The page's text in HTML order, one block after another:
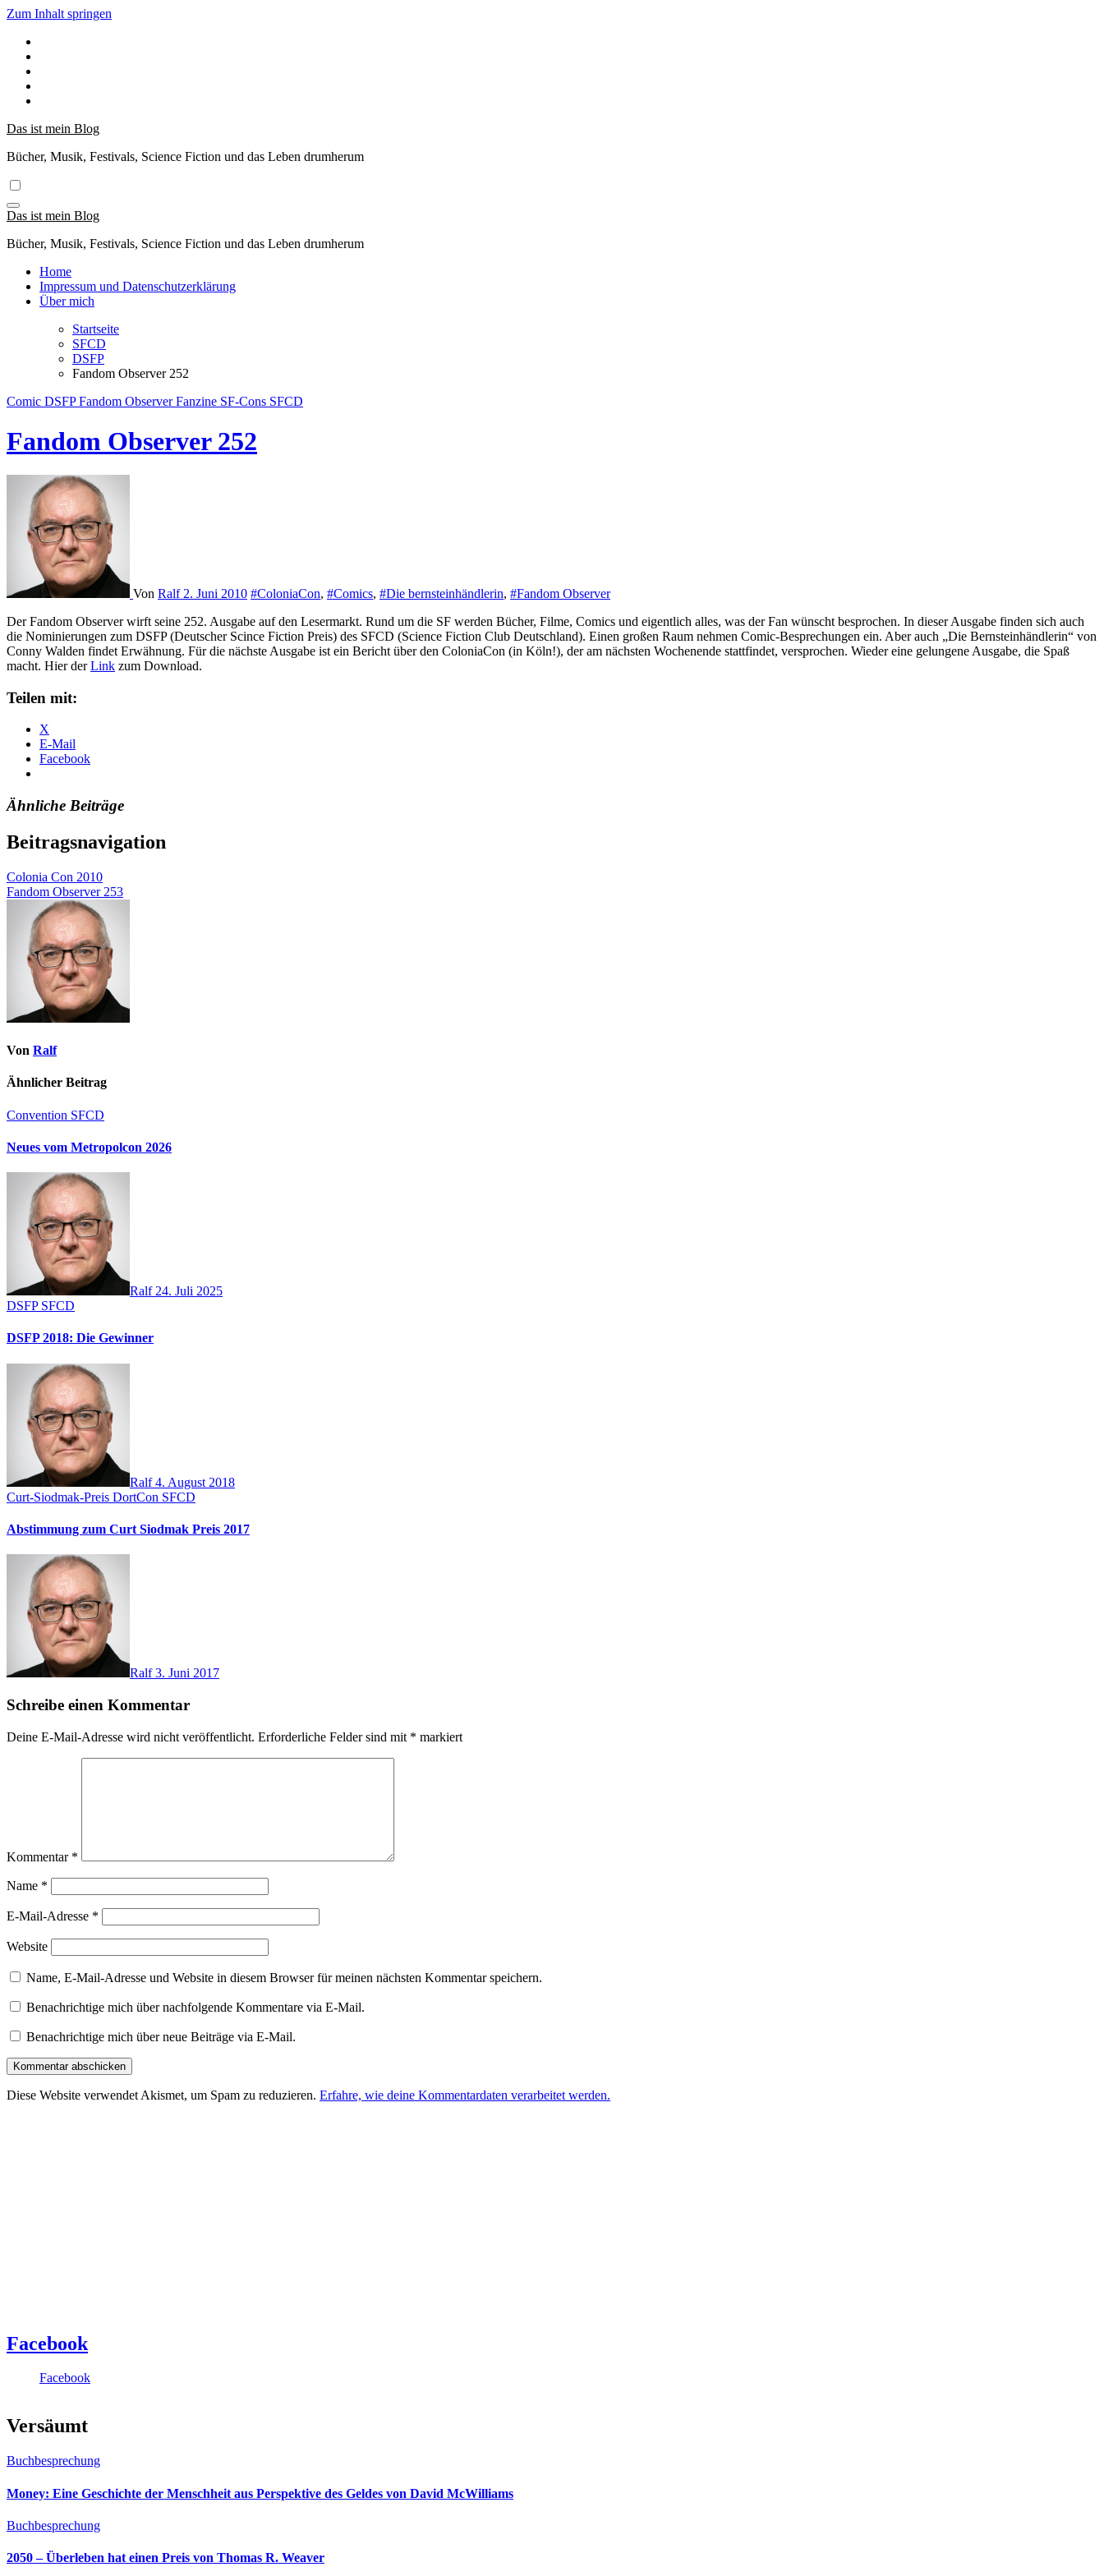
Zum Inhalt springen
Das ist mein Blog
Bücher, Musik, Festivals, Science Fiction und das Leben drumherum
Das ist mein Blog
Bücher, Musik, Festivals, Science Fiction und das Leben drumherum
Home
Impressum und Datenschutzerklärung
Über mich
Startseite
SFCD
DSFP
Fandom Observer 252
Comic DSFPFandom ObserverFanzine SF-Cons SFCD
Fandom Observer 252
Von Ralf 2. Juni 2010 #ColoniaCon, #Comics, #Die bernsteinhändlerin, #Fandom Observer
Der Fandom Observer wirft seine 252. Ausgabe auf den Lesermarkt. Rund um die SF werden Bücher, Filme, Comics und eigentlich alles, was der Fan wünscht besprochen. In dieser Ausgabe finden sich auch
die Nominierungen zum DSFP (Deutscher Scince Fiction Preis) des SFCD (Science Fiction Club Deutschland). Einen großen Raum nehmen Comic-Besprechungen ein. Aber auch „Die Bernsteinhändlerin“ von
Conny Walden findet Erwähnung. Für die nächste Ausgabe ist ein Bericht über den ColoniaCon (in Köln!), der am nächsten Wochenende stattfindet, versprochen. Wieder eine gelungene Ausgabe, die Spaß
macht. Hier derLink zum Download.
Teilen mit:
X
E-Mail
Facebook
Ähnliche Beiträge
Beitragsnavigation
Colonia Con 2010
Fandom Observer 253
Von Ralf
Ähnlicher Beitrag
Convention SFCD
Neues vom Metropolcon 2026
Ralf 24. Juli 2025
DSFP SFCD
DSFP 2018: Die Gewinner
Ralf4. August 2018
Curt-Siodmak-Preis DortCon SFCD
Abstimmung zum Curt Siodmak Preis 2017
Ralf3. Juni 2017
Schreibe einen Kommentar
Deine E-Mail-Adresse wird nicht veröffentlicht. Erforderliche Felder sind mit * markiert
Kommentar *
Name *
E-Mail-Adresse *
Website
Name, E-Mail-Adresse und Website in diesem Browser für meinen nächsten Kommentar speichern.
Benachrichtige mich über nachfolgende Kommentare via E-Mail.
Benachrichtige mich über neue Beiträge via E-Mail.
Diese Website verwendet Akismet, um Spam zu reduzieren. Erfahre, wie deine Kommentardaten verarbeitet werden.
Facebook
Facebook
Versäumt
Buchbesprechung
Money: Eine Geschichte der Menschheit aus Perspektive des Geldes von David McWilliams
Buchbesprechung
2050 – Überleben hat einen Preis von Thomas R. Weaver